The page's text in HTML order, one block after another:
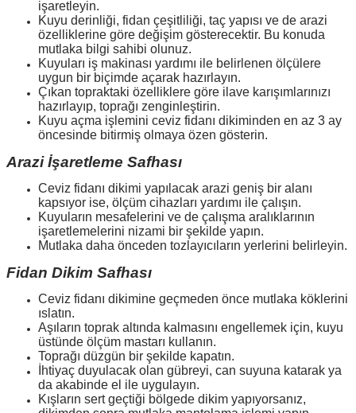
işaretleyin.
Kuyu derinliği, fidan çeşitliliği, taç yapısı ve de arazi
özelliklerine göre değişim gösterecektir. Bu konuda
mutlaka bilgi sahibi olunuz.
Kuyuları iş makinası yardımı ile belirlenen ölçülere
uygun bir biçimde açarak hazırlayın.
Çıkan topraktaki özelliklere göre ilave karışımlarınızı
hazırlayıp, toprağı zenginleştirin.
Kuyu açma işlemini ceviz fidanı dikiminden en az 3 ay
öncesinde bitirmiş olmaya özen gösterin.
Arazi İşaretleme Safhası
Ceviz fidanı dikimi yapılacak arazi geniş bir alanı
kapsıyor ise, ölçüm cihazları yardımı ile çalışın.
Kuyuların mesafelerini ve de çalışma aralıklarının
işaretlemelerini nizami bir şekilde yapın.
Mutlaka daha önceden tozlayıcıların yerlerini belirleyin.
Fidan Dikim Safhası
Ceviz fidanı dikimine geçmeden önce mutlaka köklerini
ıslatın.
Aşıların toprak altında kalmasını engellemek için, kuyu
üstünde ölçüm mastarı kullanın.
Toprağı düzgün bir şekilde kapatın.
İhtiyaç duyulacak olan gübreyi, can suyuna katarak ya
da akabinde el ile uygulayın.
Kışların sert geçtiği bölgede dikim yapıyorsanız,